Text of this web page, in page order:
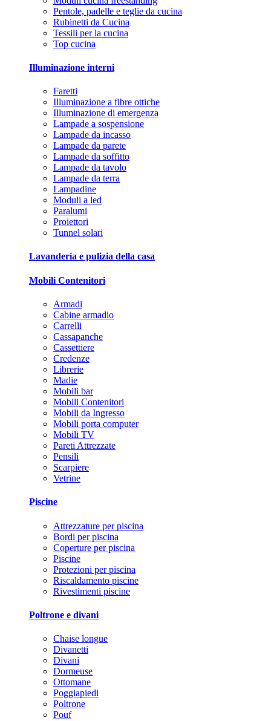
Pentole, padelle e teglie da cucina
Rubinetti da Cucina
Tessili per la cucina
Top cucina
Illuminazione interni
Faretti
Illuminazione a fibre ottiche
Illuminazione di emergenza
Lampade a sospensione
Lampade da incasso
Lampade da parete
Lampade da soffitto
Lampade da tavolo
Lampade da terra
Lampadine
Moduli a led
Paralumi
Proiettori
Tunnel solari
Lavanderia e pulizia della casa
Mobili Contenitori
Armadi
Cabine armadio
Carrelli
Cassapanche
Cassettiere
Credenze
Librerie
Madie
Mobili bar
Mobili Contenitori
Mobili da Ingresso
Mobili porta computer
Mobili TV
Pareti Attrezzate
Pensili
Scarpiere
Vetrine
Piscine
Attrezzature per piscina
Bordi per piscina
Coperture per piscina
Piscine
Protezioni per piscina
Riscaldamento piscine
Rivestimenti piscine
Poltrone e divani
Chaise longue
Divanetti
Divani
Dormeuse
Ottomane
Poggiapiedi
Poltrone
Pouf